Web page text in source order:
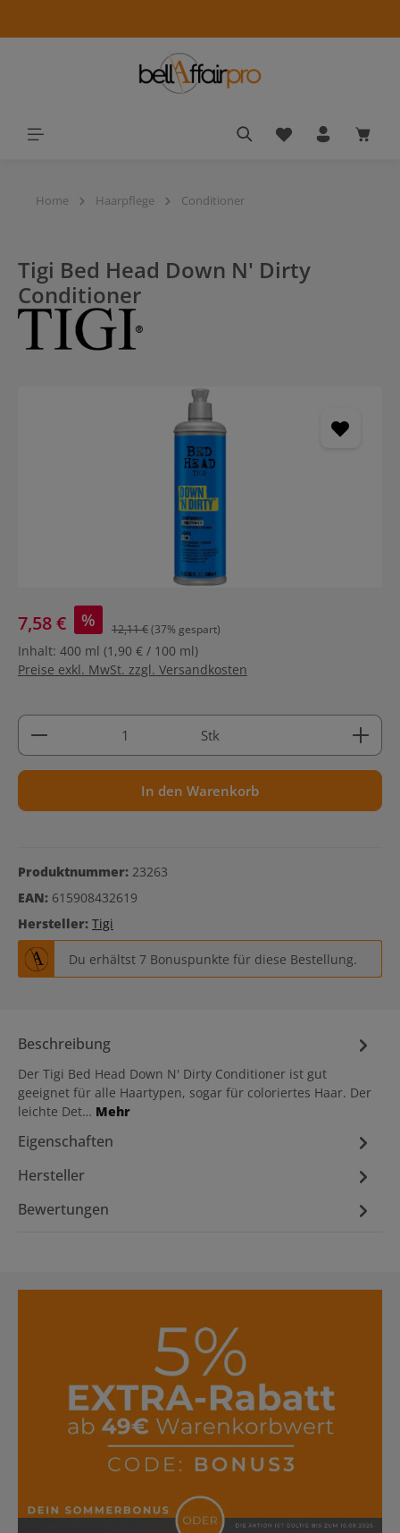
Du hast 0
Home Haarpflege Conditioner
Tigi Bed Head Down N' Dirty
Conditioner
7,58 € % 12,11 €(37% gespart)
Inhalt: 400 ml (1,90 € / 100 ml)
Preise exkl. MwSt. zzgl. Versandkosten
Produkt Anzahl: Gib den gewünschten Wert ein
Stk
In den Warenkorb
Produktnummer: 23263
EAN: 615908432619
Hersteller: Tigi
Du erhältst 7 Bonuspunkte für diese Bestellung.
Beschreibung
Der Tigi Bed Head Down N' Dirty Conditioner ist gut
geeignet für alle Haartypen, sogar für coloriertes Haar. Der
leichte Det… Mehr
Eigenschaften
Hersteller
Bewertungen